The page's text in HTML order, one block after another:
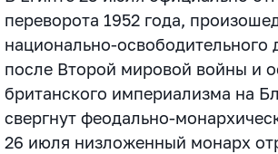
переворота 1952 года,
национально-
после Второй мировой войны и
британского империализма на
свергнут феодально-
26 июля низложенный монарх